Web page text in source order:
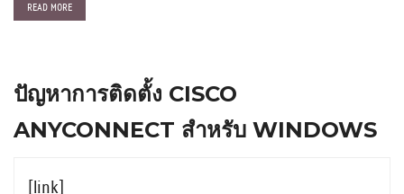
READ MORE
ปัญหาการติดตั้ง CISCO
ANYCONNECT สำหรับ WINDOWS
[link]